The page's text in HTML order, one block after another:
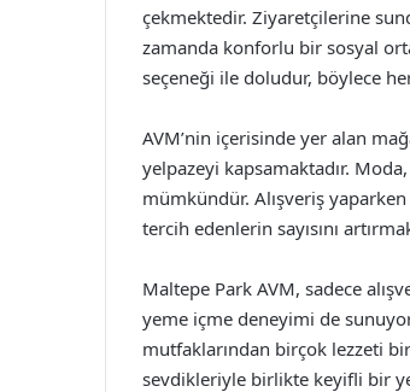
çekmektedir. Ziyaretçilerine
zamanda konforlu bir sosyal
seçeneği ile doludur, böylece
AVM’nin içerisinde yer alan
yelpazeyi kapsamaktadır.
mümkündür. Alışveriş
tercih edenlerin sayısını
Maltepe Park AVM, sadece
yeme içme deneyimi de
mutfaklarından birçok lezzeti
sevdikleriyle birlikte keyifli bir